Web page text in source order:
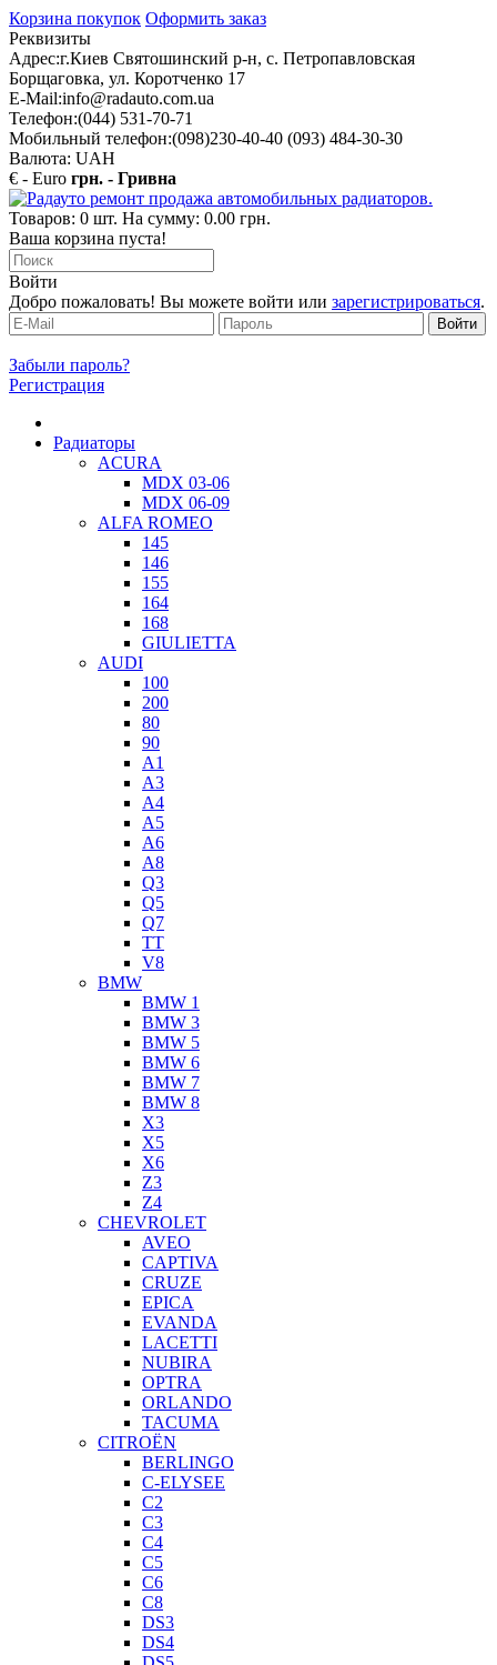
Корзина покупок Оформить заказ
Реквизиты
Адрес:г.Киев Святошинский р-н, с. Петропавловская
Борщаговка, ул. Коротченко 17
E-Mail:info@radauto.com.ua
Телефон:(044) 531-70-71
Мобильный телефон:(098)230-40-40 (093) 484-30-30
Валюта: UAH
€ - Euro грн. - Гривна
Товаров: 0 шт. На сумму: 0.00 грн.
Ваша корзина пуста!
Войти
Добро пожаловать! Вы можете войти или зарегистрироваться.
Забыли пароль?
Регистрация
Радиаторы
ACURA
MDX 03-06
MDX 06-09
ALFA ROMEO
145
146
155
164
168
GIULIETTA
AUDI
100
200
80
90
A1
A3
A4
A5
A6
A8
Q3
Q5
Q7
TT
V8
BMW
BMW 1
BMW 3
BMW 5
BMW 6
BMW 7
BMW 8
X3
X5
X6
Z3
Z4
CHEVROLET
AVEO
CAPTIVA
CRUZE
EPICA
EVANDA
LACETTI
NUBIRA
OPTRA
ORLANDO
TACUMA
CITROËN
BERLINGO
C-ELYSEE
C2
C3
C4
C5
C6
C8
DS3
DS4